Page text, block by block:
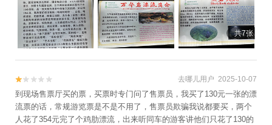
共7张

 去哪儿用户 2025-10-07
到现场售票厅买的票，买票时专门问了售票员，我买了130元一张的漂
流票的话，常规游览票是不是不用了，售票员欺骗我说都要买，两个
人花了354元完了个鸡肋漂流，出来听同车的游客讲他们只花了130的